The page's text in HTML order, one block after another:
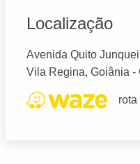
Localização
Avenida Quito
Vila Regina, Goiânia -
rota